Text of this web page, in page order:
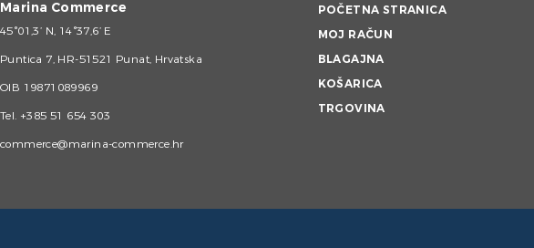
Marina Commerce
45°01,3’ N, 14°37,6’ E
Puntica 7, HR-51521 Punat, Hrvatska
OIB 19871089969
Tel. +385 51 654 303
commerce@marina-commerce.hr
POČETNA STRANICA
MOJ RAČUN
BLAGAJNA
KOŠARICA
TRGOVINA